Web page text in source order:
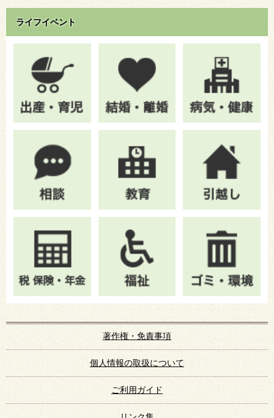
ライフイベント
著作権・免責事項
個人情報の取扱について
ご利用ガイド